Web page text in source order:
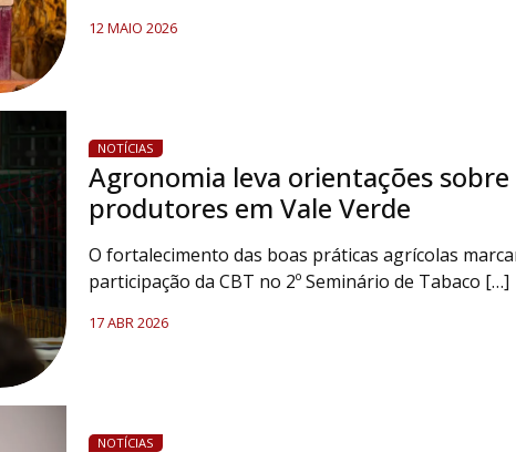
12 MAIO 2026
NOTÍCIAS
Agronomia leva orientações sobre
produtores em Vale Verde
O fortalecimento das boas práticas agrícolas
participação da CBT no 2º Seminário de Tabaco […]
17 ABR 2026
NOTÍCIAS